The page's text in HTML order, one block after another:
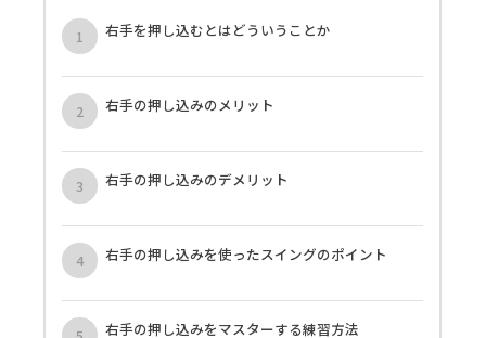
右手を押し込むとはどういうことか
右手の押し込みのメリット
右手の押し込みのデメリット
右手の押し込みを使ったスイングのポイント
右手の押し込みをマスターする練習方法